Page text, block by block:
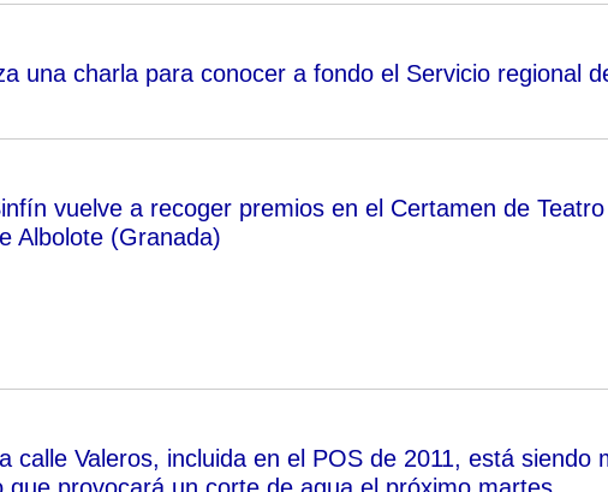
una charla para conocer a fondo el Servicio regional
vuelve a recoger premios en el Certamen de
Albolote (Granada)
calle Valeros, incluida en el POS de 2011, está siendo